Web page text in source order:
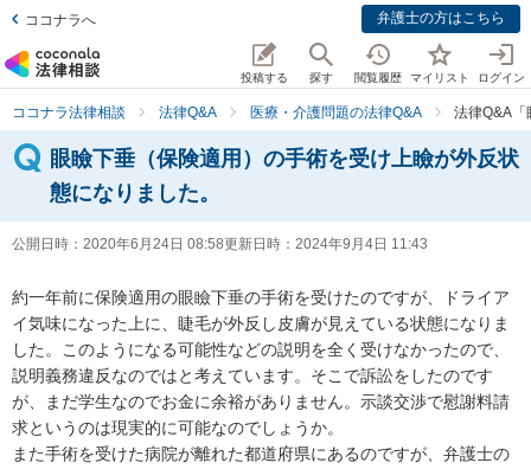
ココナラへ 弁護士の方はこちら
投稿する 探す 閲覧履歴 マイリスト ログイン
ココナラ法律相談 法律Q&A 医療・介護問題の法律Q&A 法律Q&A
眼瞼下垂（保険適用）の手術を受け上瞼が外反状
態になりました。
公開日時： 2020年6月24日 08:58更新日時： 2024年9月4日 11:43
約一年前に保険適用の眼瞼下垂の手術を受けたのですが、ドライア
イ気味になった上に、睫毛が外反し皮膚が見えている状態になりま
した。このようになる可能性などの説明を全く受けなかったので、
説明義務違反なのではと考えています。そこで訴訟をしたのです
が、まだ学生なのでお金に余裕がありません。示談交渉で慰謝料請
求というのは現実的に可能なのでしょうか。
また手術を受けた病院が離れた都道府県にあるのですが、弁護士の